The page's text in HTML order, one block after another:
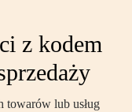
z kodem
towarów lub usług